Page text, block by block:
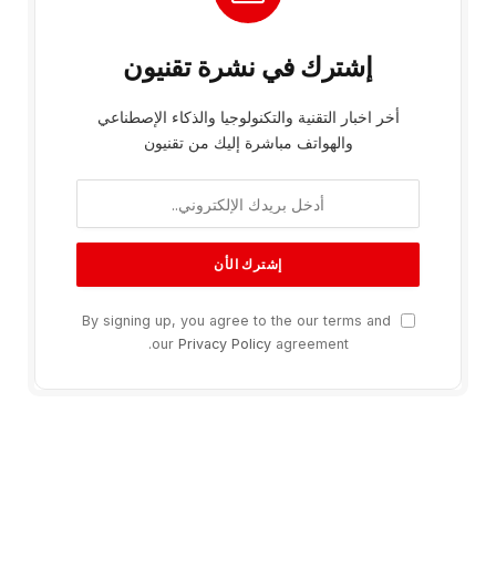
إشترك في نشرة تقنيون
أخر اخبار التقنية والتكنولوجيا والذكاء الإصطناعي
والهواتف مباشرة إليك من تقنيون
By signing up, you agree to the our terms and
our Privacy Policyagreement.